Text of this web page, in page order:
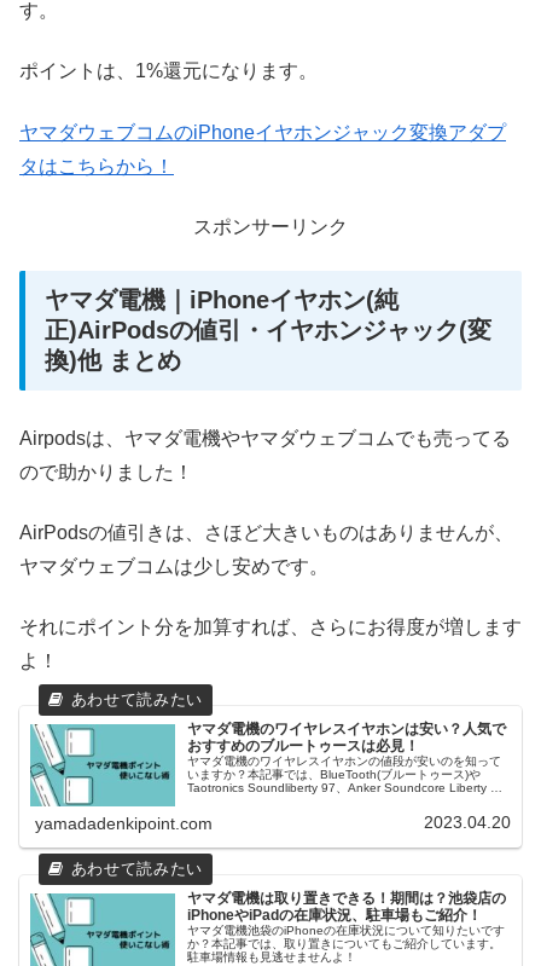
す。
ポイントは、1%還元になります。
ヤマダウェブコムのiPhoneイヤホンジャック変換アダプ
タはこちらから！
スポンサーリンク
ヤマダ電機｜iPhoneイヤホン(純
正)AirPodsの値引・イヤホンジャック(変
換)他 まとめ
Airpodsは、ヤマダ電機やヤマダウェブコムでも売ってる
ので助かりました！
AirPodsの値引きは、さほど大きいものはありませんが、
ヤマダウェブコムは少し安めです。
それにポイント分を加算すれば、さらにお得度が増します
よ！
ヤマダ電機のワイヤレスイヤホンは安い？人気で
おすすめのブルートゥースは必見！
ヤマダ電機のワイヤレスイヤホンの値段が安いのを知って
いますか？本記事では、BlueTooth(ブルートゥース)や
Taotronics Soundliberty 97、Anker Soundcore Liberty Air
yamadadenkipoint.com 2023.04.20
ヤマダ電機は取り置きできる！期間は？池袋店の
iPhoneやiPadの在庫状況、駐車場もご紹介！
ヤマダ電機池袋のiPhoneの在庫状況について知りたいです
か？本記事では、取り置きについてもご紹介しています。
駐車場情報も見逃せませんよ！